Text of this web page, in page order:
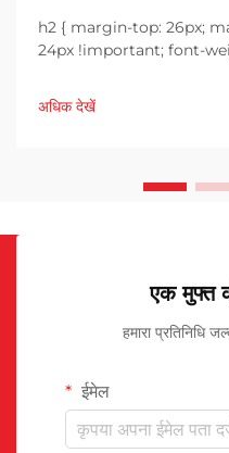
h2 { margin-top: 26px;
24px !important; font-
font-size: 20px
height: ...}
अधिक देखें
एक मुफ्त
हमारा प्रतिनिधि
ईमेल